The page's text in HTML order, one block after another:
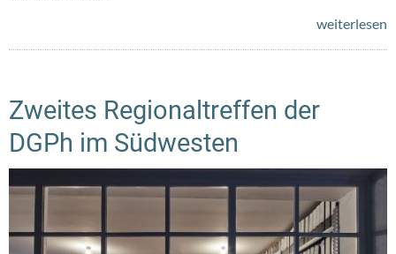
weiterlesen
Zweites Regionaltreffen der
DGPh im Südwesten